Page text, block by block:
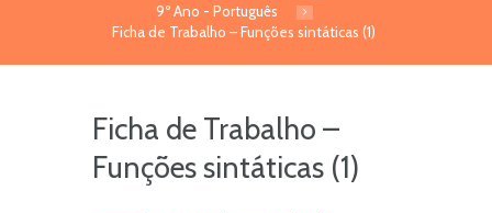
9º Ano - Português
Ficha de Trabalho – Funções sintáticas (1)
Ficha de Trabalho –
Funções sintáticas (1)